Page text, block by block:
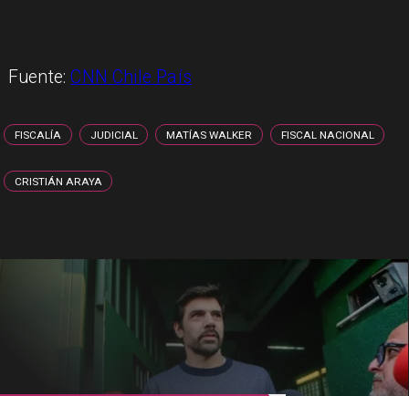
Fuente:CNN Chile País
FISCALÍA JUDICIAL MATÍAS WALKER FISCAL NACIONAL
CRISTIÁN ARAYA